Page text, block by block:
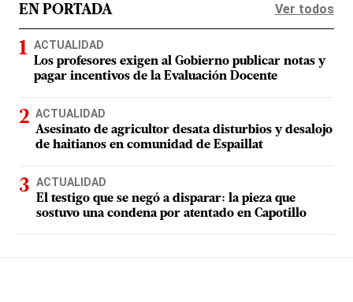
EN PORTADA Ver todos
ACTUALIDAD
Los profesores exigen al Gobierno publicar notas y
pagar incentivos de la Evaluación Docente
ACTUALIDAD
Asesinato de agricultor desata disturbios y desalojo
de haitianos en comunidad de Espaillat
ACTUALIDAD
El testigo que se negó a disparar: la pieza que
sostuvo una condena por atentado en Capotillo